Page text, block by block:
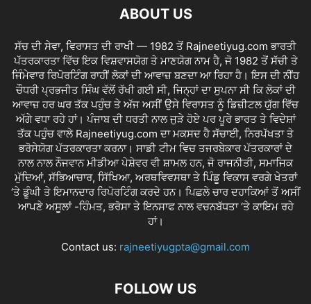
ABOUT US
ਸੱਚ ਦੀ ਸੇਵਾ, ਵਿਰਾਸਤ ਦੀ ਰਾਖੀ — 1982 ਤੋਂ Rajneetiyug.com ਭਾਰਤੀ
ਪੱਤਰਕਾਰਤਾ ਵਿੱਚ ਇਕ ਵਿਸ਼ਵਾਸਯੋਗ ਤੇ ਮਾਣਯੋਗ ਨਾਮ ਹੈ, ਜੋ 1982 ਤੋਂ ਸੱਚੀ ਤੇ
ਜਿੰਮੇਵਾਰ ਰਿਪੋਰਟਿੰਗ ਰਾਹੀਂ ਲੋਕਾਂ ਦੀ ਆਵਾਜ਼ ਬਣਦਾ ਆ ਰਿਹਾ ਹੈ। ਇਸ ਦੀ ਨੀਂਹ
ਚੌਧਰੀ ਪ੍ਰਭਜੀਤ ਸਿੰਘ ਵੱਲੋਂ ਰੱਖੀ ਗਈ ਸੀ, ਜਿਨ੍ਹਾਂ ਦਾ ਸੁਪਨਾ ਸੀ ਕਿ ਲੋਕਾਂ ਦੀ
ਆਵਾਜ਼ ਹਰ ਘਰ ਤੱਕ ਪਹੁੰਚ ਤੇ ਅੱਜ ਅਸੀਂ ਉਸੇ ਵਿਰਾਸਤ ਨੂੰ ਡਿਜ਼ੀਟਲ ਯੁੱਗ ਵਿੱਚ
ਅੱਗੇ ਵਧਾ ਰਹੇ ਹਾਂ। ਪੰਜਾਬ ਦੀ ਧਰਤੀ ਨਾਲ ਜੁੜੇ ਹੋਏ ਪਰ ਪੂਰੇ ਭਾਰਤ ਤੇ ਵਿਦੇਸ਼ਾਂ
ਤੱਕ ਪਹੁੰਚ ਵਾਲੇ Rajneetiyug.com ਦਾ ਮਕਸਦ ਹੈ ਸੱਚਾਈ, ਨਿਰਪੱਖਤਾ ਤੇ
ਭਰੋਸੇਯੋਗ ਪੱਤਰਕਾਰਤਾ ਕਰਨਾ। ਸਾਡੀ ਟੀਮ ਵਿਚ ਤਜਰਬੇਕਾਰ ਪੱਤਰਕਾਰਾਂ ਦੇ
ਨਾਲ ਨਾਲ ਨੌਜਵਾਨ ਮੀਡੀਆ ਪੇਸ਼ੇਵਰ ਵੀ ਸ਼ਾਮਲ ਹਨ, ਜੋ ਰਾਜਨੀਤੀ, ਸਮਾਜਿਕ
ਮੁੱਦਿਆਂ, ਸੱਭਿਆਚਾਰ, ਸਿੱਖਿਆ, ਅਰਥਵਿਵਸਥਾ ਤੇ ਪਿੰਡੂ ਵਿਕਾਸ ਵਰਗੇ ਖੇਤਰਾਂ
‘ਤੇ ਡੂੰਘੀ ਤੇ ਇਮਾਨਦਾਰ ਰਿਪੋਰਟਿੰਗ ਕਰਦੇ ਹਨ। ਪਿਛਲੇ ਚਾਰ ਦਹਾਕਿਆਂ ਤੋਂ ਅਸੀਂ
ਆਪਣੇ ਅਸੂਲਾਂ -ਹਿੰਮਤ, ਭਰੋਸਾ ਤੇ ਇਨਸਾਫ ਨਾਲ ਵਚਨਬੱਧਤਾ ‘ਤੇ ਕਾਇਮ ਰਹੇ
ਹਾਂ।
Contact us: rajneetiyugpta@gmail.com
FOLLOW US